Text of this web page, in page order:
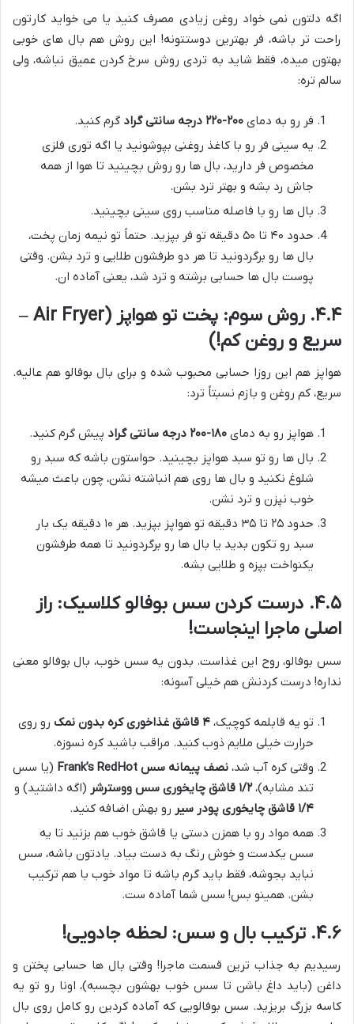
اگه دلتون نمی خواد روغن زیادی مصرف کنید یا می خواید کارتون
راحت تر باشه، فر بهترین دوستتونه! این روش هم بال های خوبی
بهتون میده، فقط شاید به تردی روش سرخ کردن عمیق نباشه، ولی
سالم تره:
فر رو به دمای ۲۰۰-۲۲۰ درجه سانتی گراد
گرم کنید.
یه سینی فر رو با کاغذ روغنی بپوشونید یا اگه توری فلزی
مخصوص فر دارید، بال ها رو روش بچینید تا هوا از همه
جاش رد بشه و بهتر ترد بشن.
بال ها رو با فاصله مناسب روی سینی بچینید.
حدود ۴۰ تا ۵۰ دقیقه تو فر بپزید. حتماً تو نیمه زمان پخت،
بال ها رو برگردونید تا هر دو طرفشون طلایی و ترد بشن. وقتی
پوست بال ها حسابی برشته و ترد شد، یعنی آماده ان.
۴.۴. روش سوم: پخت تو هواپز (Air Fryer –
سریع و روغن کم!)
هواپز هم این روزا حسابی محبوب شده و برای بال بوفالو هم عالیه.
سریع، کم روغن و بازم نسبتاً ترد:
هواپز رو به دمای ۱۸۰-۲۰۰ درجه سانتی گراد
پیش گرم کنید.
بال ها رو تو سبد هواپز بچینید. حواستون باشه که سبد رو
شلوغ نکنید و بال ها روی هم انباشته نشن، چون باعث میشه
خوب نپزن و ترد نشن.
حدود ۲۵ تا ۳۵ دقیقه تو هواپز بپزید. هر ۱۰ دقیقه یک بار
سبد رو تکون بدید یا بال ها رو برگردونید تا همه طرفشون
یکنواخت بپزه و طلایی بشه.
۴.۵. درست کردن سس بوفالو کلاسیک: راز
اصلی ماجرا اینجاست!
سس بوفالو، روح این غذاست. بدون یه سس خوب، بال بوفالو معنی
نداره! درست کردنش هم خیلی آسونه:
تو یه قابلمه کوچیک، ۴ قاشق غذاخوری کره بدون نمک
رو روی
حرارت خیلی ملایم ذوب کنید. مراقب باشید کره نسوزه.
وقتی کره آب شد، نصف پیمانه سس Frank’s RedHot
(یا سس
تند مشابه)،۱/۲ قاشق چایخوری سس ووسترشر
(اگه داشتید) و
۱/۴ قاشق چایخوری پودر سیر
رو بهش اضافه کنید.
همه مواد رو با همزن دستی یا قاشق خوب هم بزنید تا یه
سس یکدست و خوش رنگ به دست بیاد. یادتون باشه، سس
نباید بجوشه، فقط باید گرم باشه تا مواد خوب با هم ترکیب
بشن. همینو بس! سس شما آماده ست.
۴.۶. ترکیب بال و سس: لحظه جادویی!
رسیدیم به جذاب ترین قسمت ماجرا! وقتی بال ها حسابی پختن و
داغن (باید داغ باشن تا سس خوب بهشون بچسبه)، اونا رو تو یه
کاسه بزرگ بریزید. سس بوفالویی که آماده کردین رو کامل روی بال